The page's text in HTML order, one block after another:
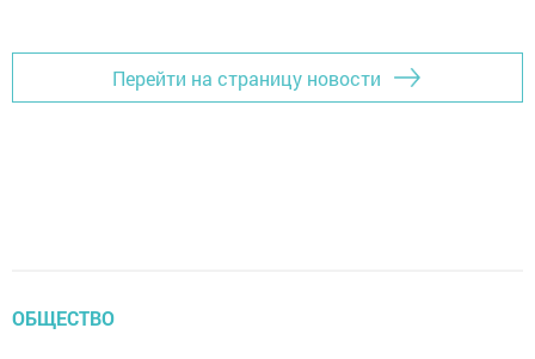
Перейти на страницу новости
ОБЩЕСТВО